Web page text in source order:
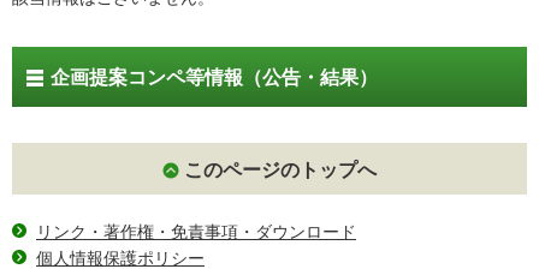
企画提案コンペ等情報（公告・結果）
このページのトップへ
リンク・著作権・免責事項・ダウンロード
個人情報保護ポリシー